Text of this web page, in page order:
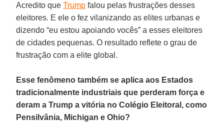
Acredito queTrump falou pelas frustrações desses
eleitores. E ele o fez vilanizando as elites urbanas e
dizendo “eu estou apoiando vocês” a esses eleitores
de cidades pequenas. O resultado reflete o grau de
frustração com a elite global.
Esse fenômeno também se aplica aos Estados
tradicionalmente industriais que perderam força e
deram a Trump a vitória no Colégio Eleitoral, como
Pensilvânia, Michigan e Ohio?